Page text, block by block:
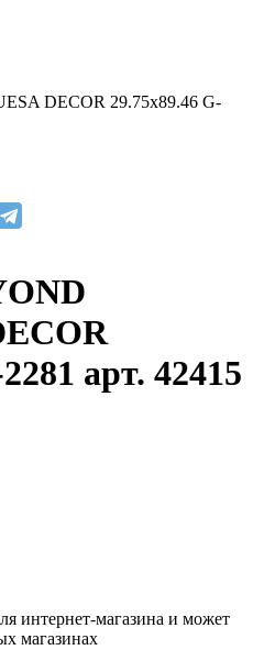
DECOR 29.75x89.46 G-
арт. 42415
интернет-магазина и может
магазинах